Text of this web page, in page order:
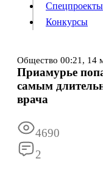
Информация
Спецпроекты
Конкурсы
Общество 00:21, 14
Приамурье
самым
врача
4690
2